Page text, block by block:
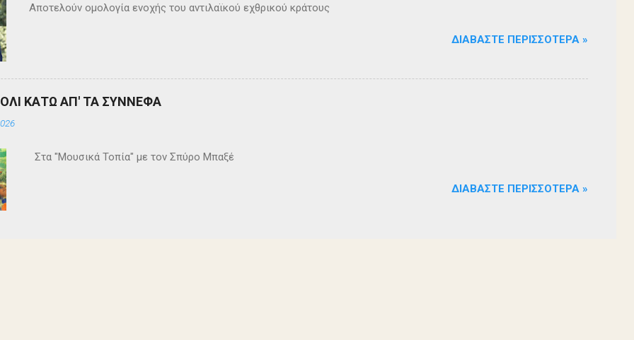
Αποτελούν ομολογία ενοχής του αντιλαϊκού εχθρικού κράτους
ΔΙΑΒΆΣΤΕ ΠΕΡΙΣΣΌΤΕΡΑ »
ΚΑΤΩ ΑΠ' ΤΑ ΣΥΝΝΕΦΑ
Στα "Μουσικά Τοπία" με τον Σπύρο Μπαξέ
ΔΙΑΒΆΣΤΕ ΠΕΡΙΣΣΌΤΕΡΑ »